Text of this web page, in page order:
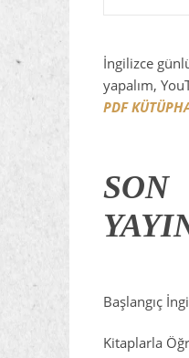
İngilizce
yapalım,
PDF
SON
Başlangıç
Kitaplarla